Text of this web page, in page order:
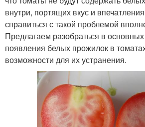
внутри, портящих вкус и
справиться с такой проблемой
Предлагаем разобраться в
появления белых прожилок в
возможности для их устранения.